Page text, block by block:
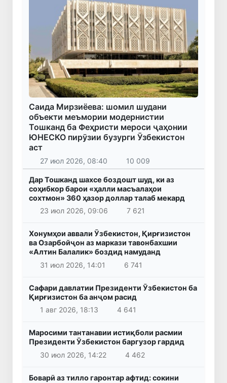
Саида Мирзиёева: шомил шудани
объекти меъмории модернистии
Тошканд ба Феҳристи мероси ҷаҳонии
ЮНЕСКО пирӯзии бузурги Ӯзбекистон
аст
27 июл 2026, 08:40 10 009
Дар Тошканд шахсе боздошт шуд, ки аз
соҳибкор барои «ҳалли масъалаҳои
сохтмон» 360 ҳазор доллар талаб мекард
23 июл 2026, 09:06
7 621
Хонумҳои аввали Ӯзбекистон, Қирғизистон
ва Озарбойҷон аз маркази тавонбахшии
«Алтин Балалик» боздид намуданд
31 июл 2026, 14:01
6 741
Сафари давлатии Президенти Ӯзбекистон ба
Қирғизистон ба анҷом расид
1 авг 2026, 18:13
4 641
Маросими тантанавии истиқболи расмии
Президенти Ӯзбекистон баргузор гардид
30 июл 2026, 14:22
4 462
Боварӣ аз тилло гаронтар афтид: сокини